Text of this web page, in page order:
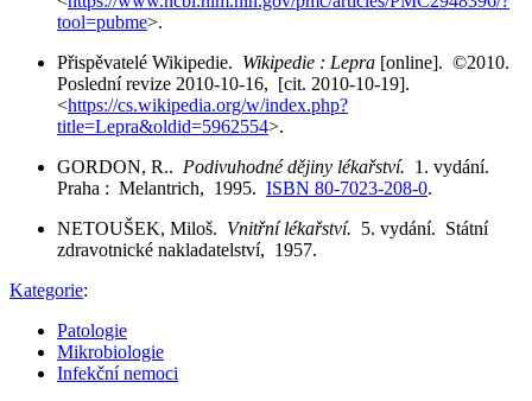
tool=pubme>.
Přispěvatelé Wikipedie. Wikipedie : Lepra [online]. ©2010.
Poslední revize 2010-10-16, [cit. 2010-10-19].
<https://cs.wikipedia.org/w/index.php?
title=Lepra&oldid=5962554>.
GORDON, R.. Podivuhodné dějiny lékařství. 1. vydání.
Praha : Melantrich, 1995. ISBN 80-7023-208-0.
NETOUŠEK, Miloš. Vnitřní lékařství. 5. vydání. Státní
zdravotnické nakladatelství, 1957.
Kategorie:
Patologie
Mikrobiologie
Infekční nemoci